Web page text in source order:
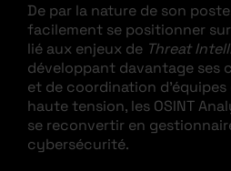
De par la nature de son
facilement se positionner
lié aux enjeux de Threat
développant davantage ses
et de coordination
haute tension, les OSINT
se reconvertir en
cybersécurité.